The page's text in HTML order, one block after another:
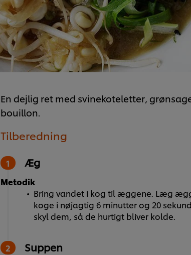
En dejlig ret med svinekoteletter,
bouillon.
Tilberedning
Æg
Metodik
Bring vandet i kog til æggene. Læg
koge i nøjagtig 6 minutter og 20
skyl dem, så de hurtigt bliver kolde.
Suppen